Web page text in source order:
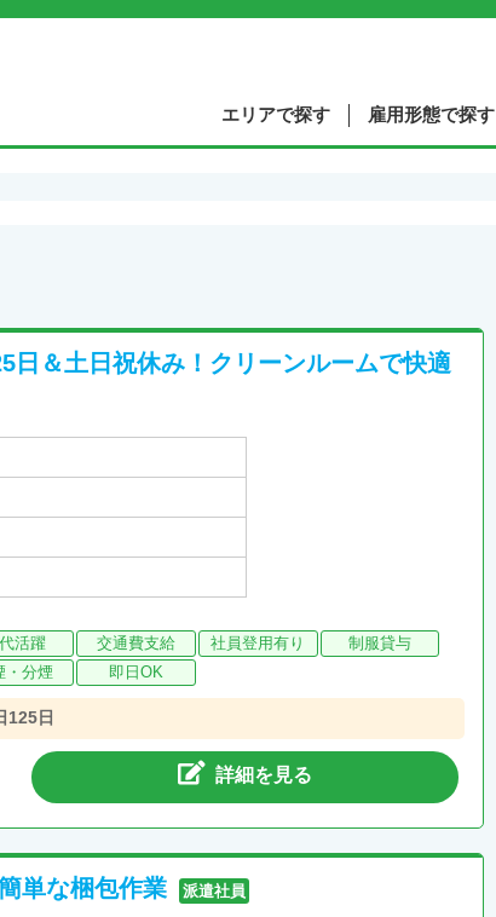
エリアで探す 雇用形態で探す
日＆土日祝休み！クリーンルームで快適
活躍 交通費支給 社員登用有り
制服貸与
・分煙 即日OK
125日
詳細を見る
単な梱包作業 派遣社員